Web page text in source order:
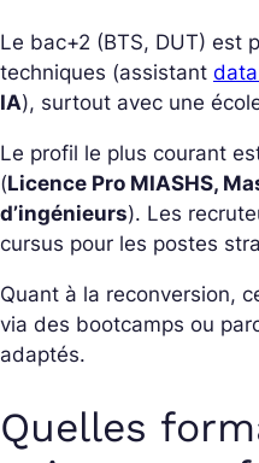
Le bac+2 (BTS, DUT) est
techniques (assistant
IA), surtout avec une
Le profil le plus courant
(Licence Pro MIASHS,
d’ingénieurs). Les
cursus pour les postes
Quant à la reconversion,
via des bootcamps ou
adaptés.
Quelles